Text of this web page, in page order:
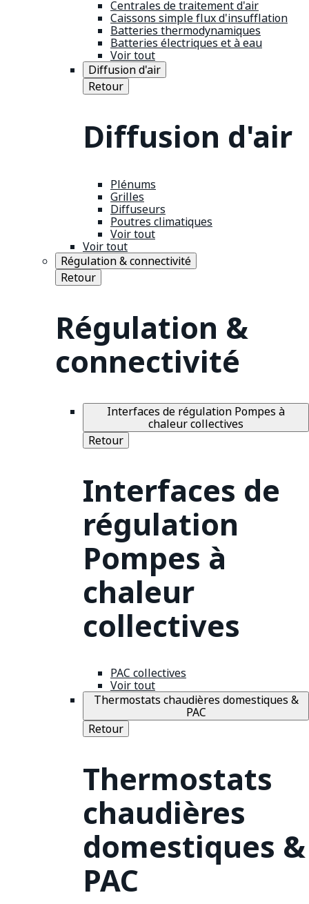
Centrales de traitement d'air
Caissons simple flux d'insufflation
Batteries thermodynamiques
Batteries électriques et à eau
Voir tout
Diffusion d'air
Retour
Diffusion d'air
Plénums
Grilles
Diffuseurs
Poutres climatiques
Voir tout
Voir tout
Régulation & connectivité
Retour
Régulation &
connectivité
Interfaces de régulation Pompes à
chaleur collectives
Retour
Interfaces de
régulation
Pompes à
chaleur
collectives
PAC collectives
Voir tout
Thermostats chaudières domestiques &
PAC
Retour
Thermostats
chaudières
domestiques &
PAC